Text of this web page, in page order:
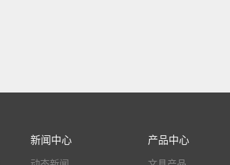
新闻中心 产品中心